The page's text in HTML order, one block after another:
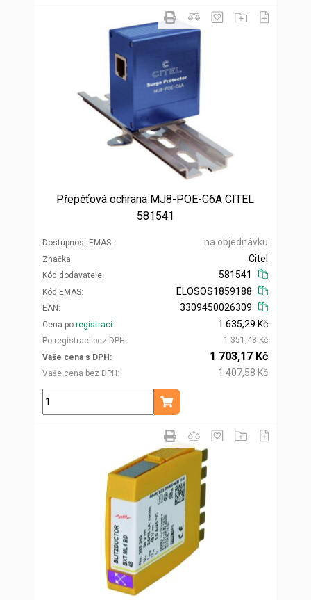
Přepěťová ochrana MJ8-POE-C6A CITEL
581541
Dostupnost EMAS na objednávku
Značka
Kód dodavatele
Citel
581541
Kód EMAS
EAN
ELOSOS1859188
3309450026309
Cena po registraci
Po registraci bez DPH
1 635,29 Kč
1 351,48 Kč
Vaše cena s DPH
Vaše cena bez DPH
1 703,17 Kč
1 407,58 Kč
ks
Přidat do košíku